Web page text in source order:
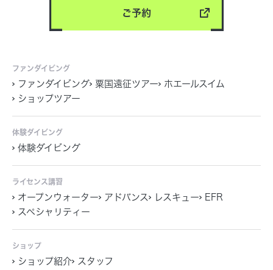
ご予約
ファンダイビング
ファンダイビング 粟国遠征ツアー
ホエールスイム
ショップツアー
体験ダイビング
体験ダイビング
ライセンス講習
オープンウォーター アドバンス レスキュー
EFR
スペシャリティー
ショップ
ショップ紹介 スタッフ